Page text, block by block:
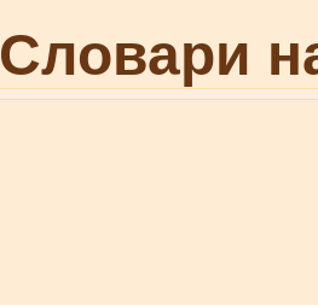
Словари